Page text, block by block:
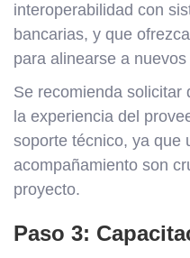
interoperabilidad con
bancarias, y que
para alinearse a
Se recomienda solicitar
la experiencia del
soporte técnico, ya que
acompañamiento son
proyecto.
Paso 3: